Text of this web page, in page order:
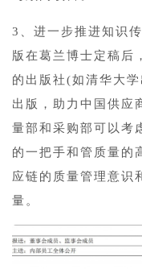
3、进一步推进知识
版在葛兰博士定稿后
的出版社(如清华大
出版，助力中国供应
量部和采购部可以考
的一把手和管质量的
应链的质量管理意识
量。